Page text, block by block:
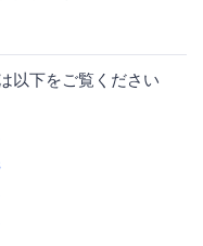
以下をご覧ください